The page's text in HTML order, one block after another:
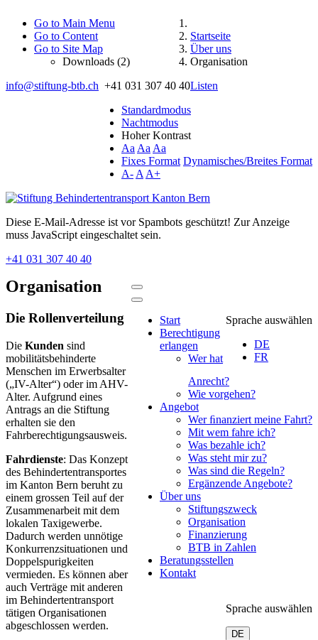
Go to Main Menu
Go to Content
Go to Site Map
Downloads (2)
info@stiftung-btb.ch +41 031 307 40 40
Standardmodus
Nachtmodus
Hoher Kontrast
Aa Aa Aa
Fixes Format Dynamisches/Breites Format
A- A A+
Diese E-Mail-Adresse ist vor Spambots geschützt! Zur Anzeige
muss JavaScript eingeschaltet sein.
+41 031 307 40 40
Sprache auswählen
DE
FR
Start
Berechtigung
erlangen
Wer hat
Anrecht?
Wie vorgehen?
Angebot
Wer ﬁnanziert meine Fahrt?
Mit wem fahre ich?
Was bezahle ich?
Was steht mir zu?
Was sind die Regeln?
Ergänzende Angebote?
Über uns
Stiftungszweck
Organisation
Finanzierung
BTB in Zahlen
Beratungsstellen
Kontakt
Sprache auswählen
DE
Startseite
Über uns
Organisation
Listen
Organisation
Die Rollenverteilung
Die Kunden sind
mobilitätsbehinderte
Menschen im Erwerbsalter
(„IV-Alter“) oder im AHV-
Alter. Aufgrund eines
Antrags an die Stiftung
erhalten sie den
Fahrberechtigungsausweis.
Fahrdienste: Das Konzept
des Behindertentransportes
im Kanton Bern beruht zu
einem grossen Teil auf der
Zusammenarbeit mit dem
lokalen Taxigewerbe.
Dadurch werden unnötige
Konkurrenzsituationen und
Doppelspurigkeiten
vermieden. Es können aber
auch Verträge mit anderen
im Behindertentransport
tätigen Organisationen
abgeschlossen werden.